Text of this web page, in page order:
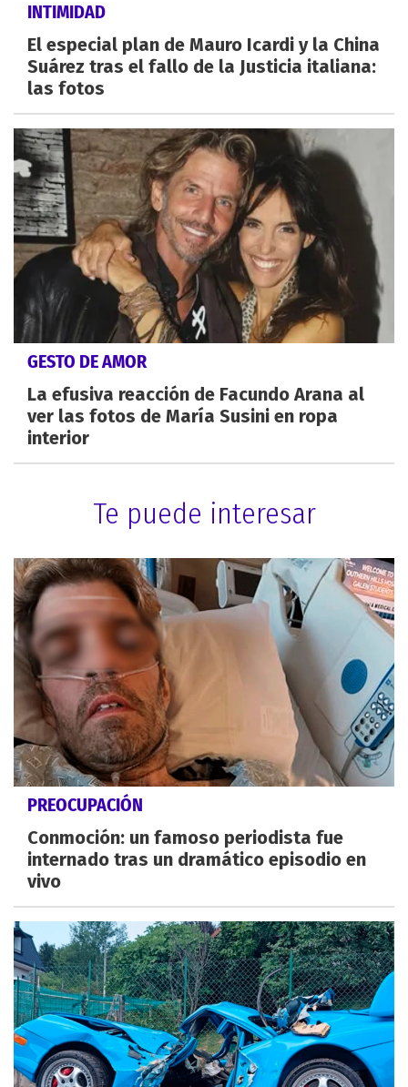
INTIMIDAD
El especial plan de Mauro Icardi y la China
Suárez tras el fallo de la Justicia italiana:
las fotos
GESTO DE AMOR
La efusiva reacción de Facundo Arana al
ver las fotos de María Susini en ropa
interior
Te puede interesar
PREOCUPACIÓN
Conmoción: un famoso periodista fue
internado tras un dramático episodio en
vivo